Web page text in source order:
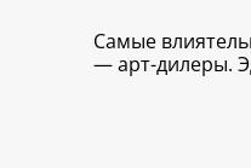
Самые
— арт-дилеры.